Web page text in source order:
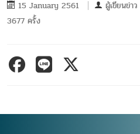
15 January 2561 ผู้เขียนข่าว
3677 ครั้ง